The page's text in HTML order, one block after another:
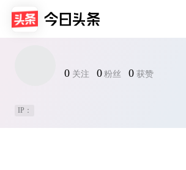
0 关注 0 粉丝 0 获赞
IP：